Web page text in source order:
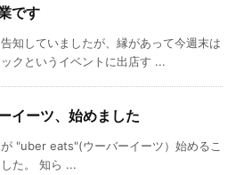
です
知していましたが、縁があって今週末は
クというイベントに出店す ...
イーツ、始めました
"uber eats"(ウーバーイーツ）始めるこ
た。 知ら ...